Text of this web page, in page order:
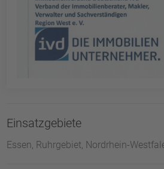
Einsatzgebiete
Essen, Ruhrgebiet, Nordrhein-